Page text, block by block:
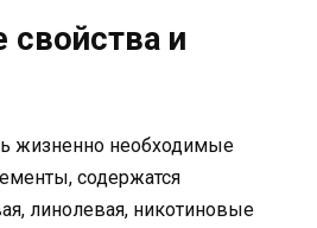
и
жизненно необходимые
содержатся
линолевая, никотиновые